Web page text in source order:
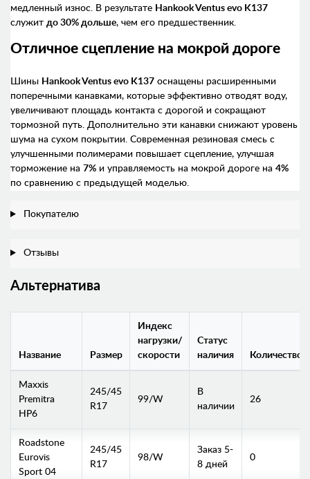
медленный износ. В результате Hankook Ventus evo K137
служит до 30% дольше, чем его предшественник.
Отличное сцепление на мокрой дороге
Шины Hankook Ventus evo K137 оснащены расширенными
поперечными канавками, которые эффективно отводят воду,
увеличивают площадь контакта с дорогой и сокращают
тормозной путь. Дополнительно эти канавки снижают уровень
шума на сухом покрытии. Современная резиновая смесь с
улучшенными полимерами повышает сцепление, улучшая
торможение на 7% и управляемость на мокрой дороге на 4%
по сравнению с предыдущей моделью.
Покупателю
Отзывы
Альтернатива
Название Размер
Индекс
нагрузки/
скорости
Статус
наличия
Количество
Maxxis
Premitra
HP6
245/45
R17
99/W
В
наличии
26
Roadstone
Eurovis
Sport 04
245/45
R17
98/W
Заказ 5-
8 дней
0